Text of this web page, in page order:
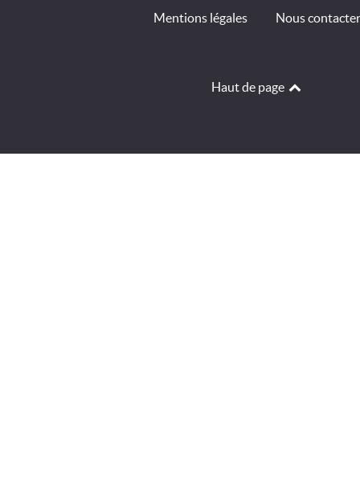
Mentions légales Nous contacter
Haut de page